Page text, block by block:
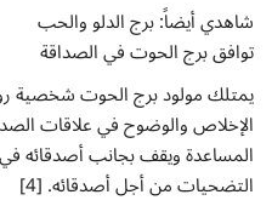
شاهدي أيضاً: برج الدلو والحب
توافق برج الحوت في الصداقة
يمتلك مولود برج الحوت شخصية
الإخلاص والوضوح في علاقات
المساعدة ويقف بجانب أصدقائه
التضحيات من أجل أصدقائه. [4]